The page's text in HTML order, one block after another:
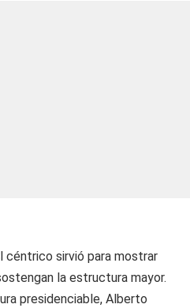
céntrico sirvió para mostrar
la estructura mayor.
presidenciable, Alberto